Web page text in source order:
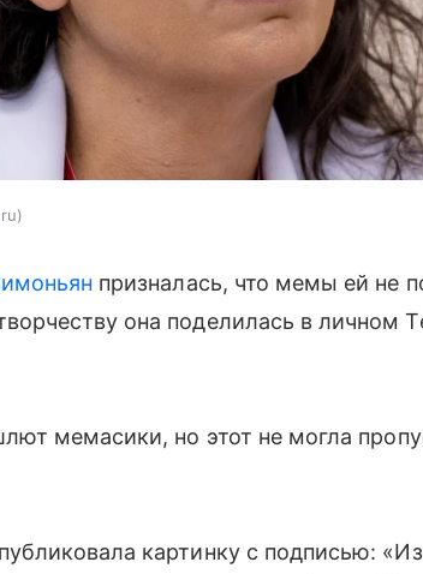
призналась, что мемы ей не
она поделилась в личном
мемасики, но этот не могла
картинку с подписью: «Из